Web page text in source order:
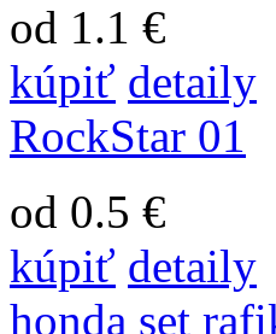
od 1.1 €
kúpiť detaily
RockStar 01
od 0.5 €
kúpiť detaily
honda set